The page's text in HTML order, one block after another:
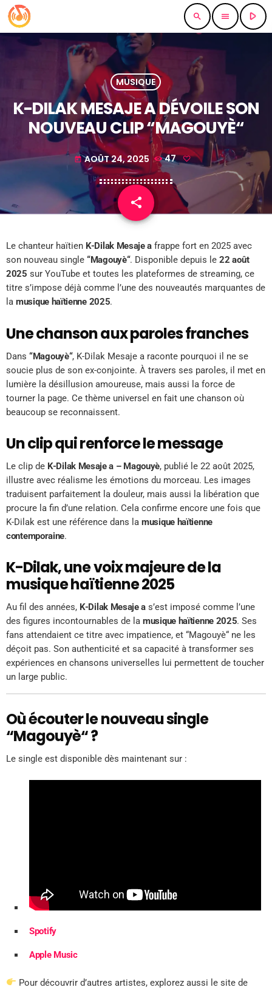
search menu play_arrow
MUSIQUE
K-DILAK MESAJE A DÉVOILE SON
NOUVEAU CLIP “MAGOUYÈ“
today AOÛT 24, 2025 47
share
email
Le chanteur haïtien K-Dilak Mesaje a frappe fort en 2025 avec
son nouveau single “Magouyè“. Disponible depuis le22 août
2025 sur YouTube et toutes les plateformes de streaming, ce
titre s’impose déjà comme l’une des nouveautés marquantes de
la musique haïtienne 2025.
Une chanson aux paroles franches
Dans “Magouyè“, K-Dilak Mesaje a raconte pourquoi il ne se
soucie plus de son ex-conjointe. À travers ses paroles, il met en
lumière la désillusion amoureuse, mais aussi la force de
tourner la page. Ce thème universel en fait une chanson où
beaucoup se reconnaissent.
Un clip qui renforce le message
Le clip de K-Dilak Mesaje a – Magouyè, publié le 22 août 2025,
illustre avec réalisme les émotions du morceau. Les images
traduisent parfaitement la douleur, mais aussi la libération que
procure la fin d’une relation. Cela confirme encore une fois que
K-Dilak est une référence dans la musique haïtienne
contemporaine.
K-Dilak, une voix majeure de la
musique haïtienne 2025
Au fil des années, K-Dilak Mesaje a s’est imposé comme l’une
des figures incontournables de la musique haïtienne 2025. Ses
fans attendaient ce titre avec impatience, et “Magouyè“ ne les
déçoit pas. Son authenticité et sa capacité à transformer ses
expériences en chansons universelles lui permettent de toucher
un large public.
Où écouter le nouveau single
“Magouyè“ ?
Le single est disponible dès maintenant sur :
Spotify
Apple Music
Pour découvrir d’autres artistes, explorez aussi le site de